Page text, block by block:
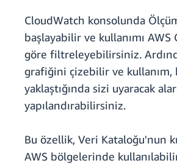
CloudWatch konsolunda
başlayabilir ve kullanımı AWS
göre filtreleyebilirsiniz.
grafiğini çizebilir ve
yaklaştığında sizi uyaracak
yapılandırabilirsiniz.
Bu özellik, Veri Kataloğu'nun
AWS bölgelerinde